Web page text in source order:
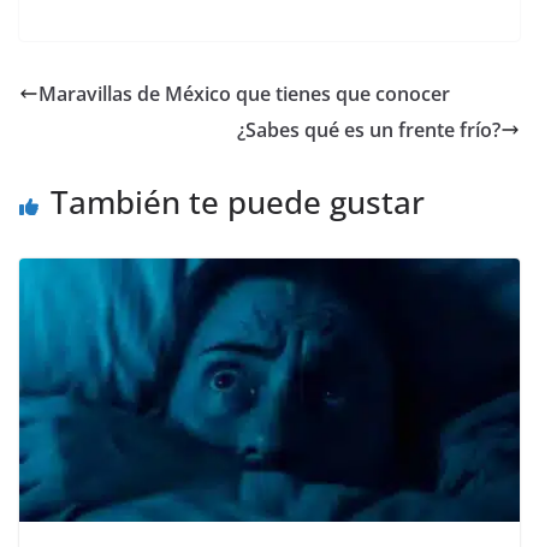
e
o
er l s
A
p
e
n
er
gr
a
p
ar
Maravillas de México que tienes que conocer
¿Sabes qué es un frente frío?
También te puede gustar